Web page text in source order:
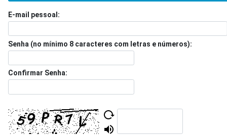
E-mail pessoal:
Senha (no mínimo 8 caracteres com letras e números):
Confirmar Senha: